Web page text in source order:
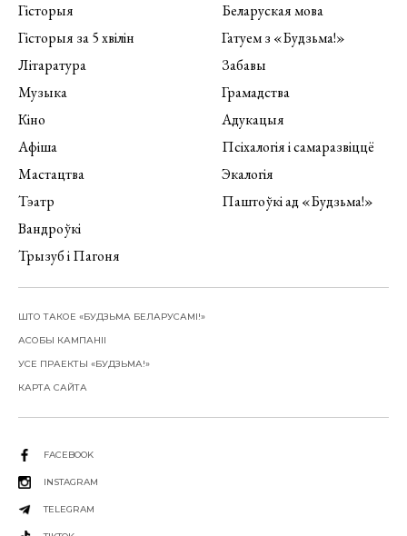
Гісторыя
Гісторыя за 5 хвілін
Літаратура
Музыка
Кіно
Афіша
Мастацтва
Тэатр
Вандроўкі
Трызуб і Пагоня
Беларуская мова
Гатуем з «Будзьма!»
Забавы
Грамадства
Адукацыя
Псіхалогія і самаразвіццё
Экалогія
Паштоўкі ад «Будзьма!»
ШТО ТАКОЕ «БУДЗЬМА БЕЛАРУСАМІ!»
АСОБЫ КАМПАНІІ
УСЕ ПРАЕКТЫ «БУДЗЬМА!»
КАРТА САЙТА
FACEBOOK
INSTAGRAM
TELEGRAM